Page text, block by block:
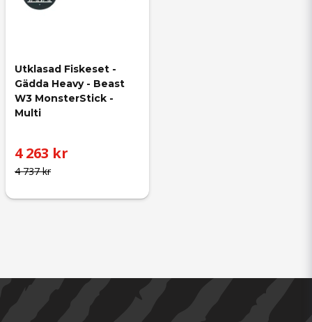
Utklasad Fiskeset -
Gädda Heavy - Beast
W3 MonsterStick -
Multi
4 737 kr
4 263 kr